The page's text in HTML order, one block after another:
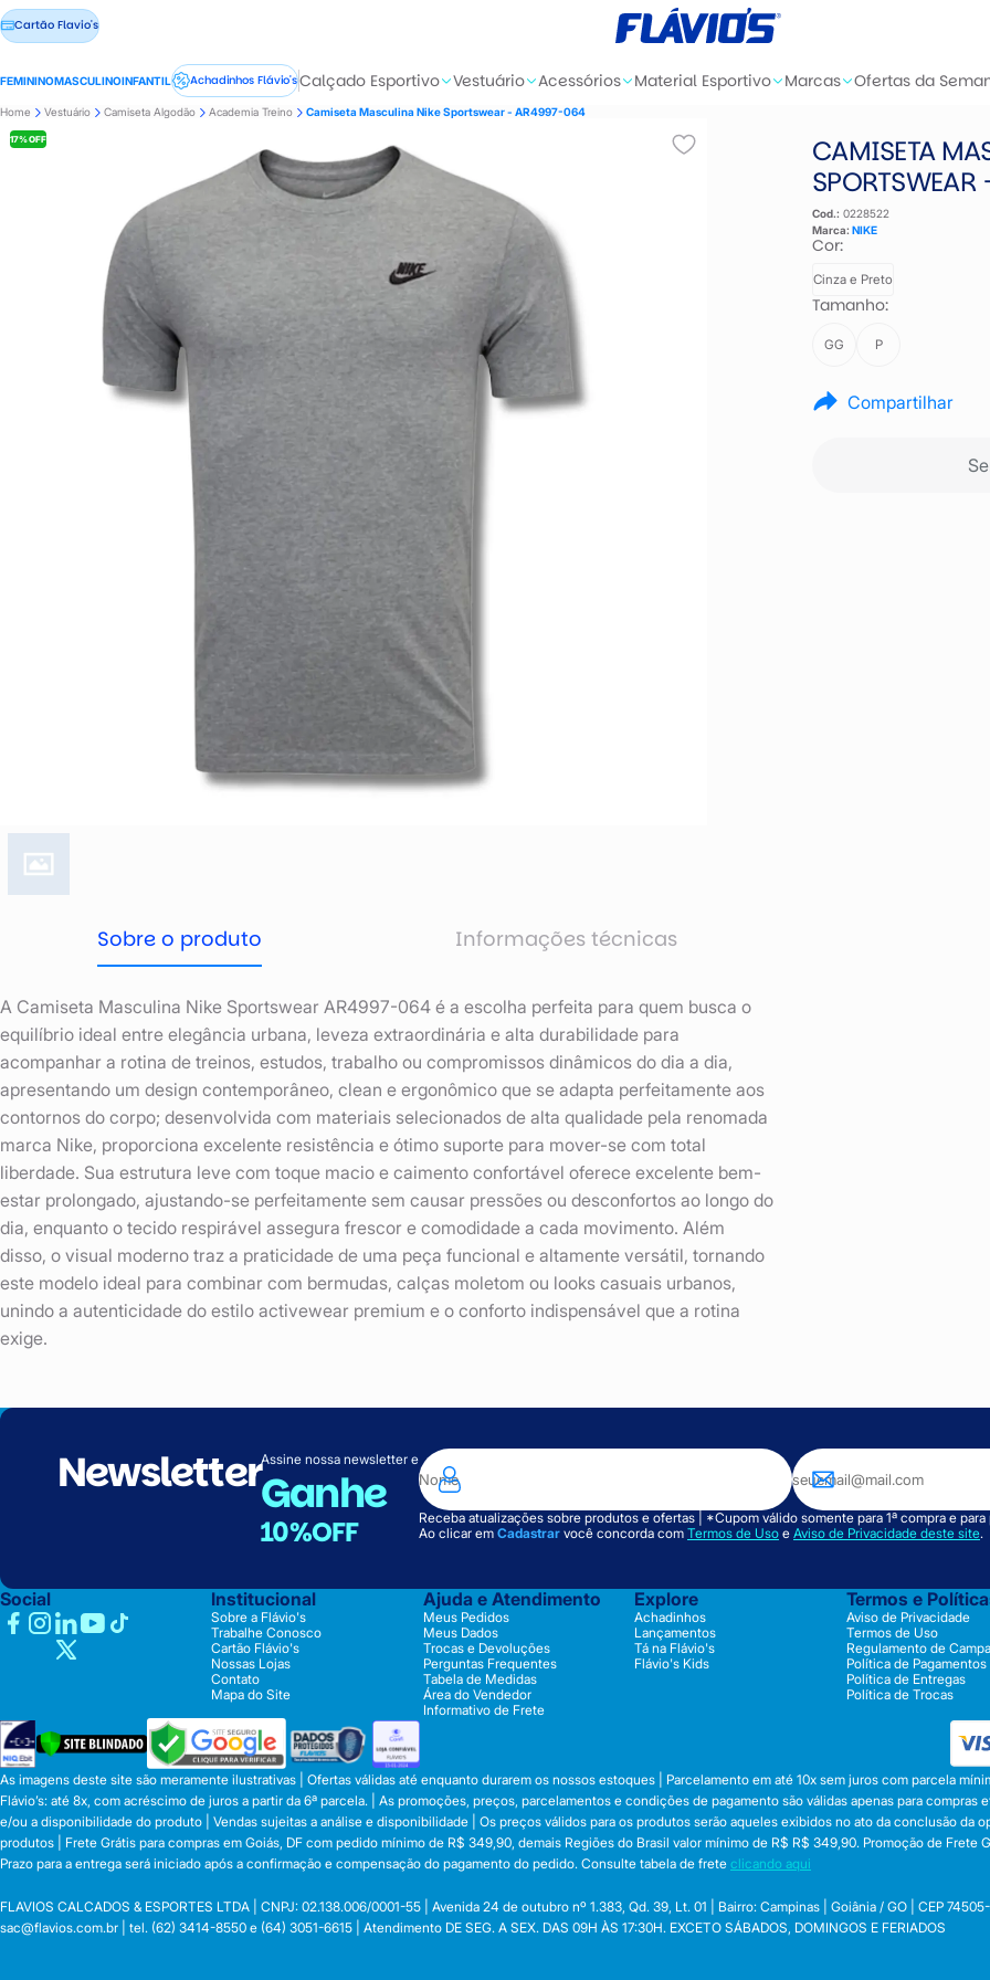
Cartão Flavio's
FEMININOMASCULINOINFANTIL Achadinhos Flávio'sCalçado Esportivo Vestuário Acessórios Material Esportivo Marcas Ofertas da
Home Vestuário Camiseta Algodão Academia Treino Camiseta Masculina Nike Sportswear - AR4997-064
17% OFF
CAMISETA
Cod.: 0228522
Marca: NIKE
Cor:
Cinza e Preto
Tamanho:
GG P
Compartilhar
Sobre o produto Informações técnicas
A Camiseta Masculina Nike Sportswear AR4997-064 é a escolha perfeita para quem busca o
equilíbrio ideal entre elegância urbana, leveza extraordinária e alta durabilidade para
acompanhar a rotina de treinos, estudos, trabalho ou compromissos dinâmicos do dia a dia,
apresentando um design contemporâneo, clean e ergonômico que se adapta perfeitamente aos
contornos do corpo; desenvolvida com materiais selecionados de alta qualidade pela renomada
marca Nike, proporciona excelente resistência e ótimo suporte para mover-se com total
liberdade. Sua estrutura leve com toque macio e caimento confortável oferece excelente bem-
estar prolongado, ajustando-se perfeitamente sem causar pressões ou desconfortos ao longo do
dia, enquanto o tecido respirável assegura frescor e comodidade a cada movimento. Além
disso, o visual moderno traz a praticidade de uma peça funcional e altamente versátil, tornando
este modelo ideal para combinar com bermudas, calças moletom ou looks casuais urbanos,
unindo a autenticidade do estilo activewear premium e o conforto indispensável que a rotina
exige.
NewsletterAssine nossa newsletter e
Ganhe
10%OFF
Receba atualizações sobre produtos e ofertas | *Cupom válido somente para 1ª compra e
Ao clicar em Cadastrar você concorda com Termos de Uso e Aviso de Privacidade deste site.
Social Institucional
Sobre a Flávio's
Trabalhe Conosco
Cartão Flávio's
Nossas Lojas
Contato
Mapa do Site
Ajuda e Atendimento
Meus Pedidos
Meus Dados
Trocas e Devoluções
Perguntas Frequentes
Tabela de Medidas
Área do Vendedor
Informativo de Frete
Explore
Achadinhos
Lançamentos
Tá na Flávio's
Flávio's Kids
Termos e
Aviso de Privacidade
Termos de Uso
Regulamento de
Política de Pagamentos
Política de Entregas
Política de Trocas
As imagens deste site são meramente ilustrativas | Ofertas válidas até enquanto durarem os nossos estoques | Parcelamento em até 10x sem juros com parcela
Flávio’s: até 8x, com acréscimo de juros a partir da 6ª parcela. | As promoções, preços, parcelamentos e condições de pagamento são válidas apenas para
e/ou a disponibilidade do produto | Vendas sujeitas a análise e disponibilidade | Os preços válidos para os produtos serão aqueles exibidos no ato da conclusão da
produtos | Frete Grátis para compras em Goiás, DF com pedido mínimo de R$ 349,90, demais Regiões do Brasil valor mínimo de R$ R$ 349,90. Promoção de Frete
Prazo para a entrega será iniciado após a confirmação e compensação do pagamento do pedido. Consulte tabela de frete clicando aqui
FLAVIOS CALCADOS & ESPORTES LTDA | CNPJ: 02.138.006/0001-55 | Avenida 24 de outubro nº 1.383, Qd. 39, Lt. 01 | Bairro: Campinas | Goiânia / GO | CEP
sac@flavios.com.br | tel. (62) 3414-8550 e (64) 3051-6615 | Atendimento DE SEG. A SEX. DAS 09H ÀS 17:30H. EXCETO SÁBADOS, DOMINGOS E FERIADOS